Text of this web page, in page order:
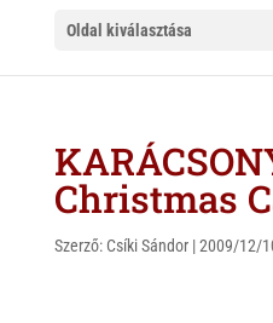
Oldal kiválasztása
Christmas
Szerző: Csíki Sándor|2009/12/